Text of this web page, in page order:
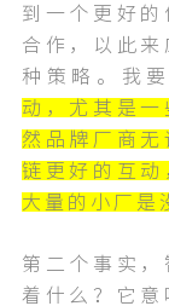
到一个更好
合作，以此
种策略。我
动，尤其是
然品牌厂商
链更好的互
大量的小厂是
第二个事实
着什么？它意